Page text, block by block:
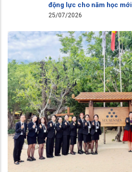
động lực cho năm học mới
25/07/2026